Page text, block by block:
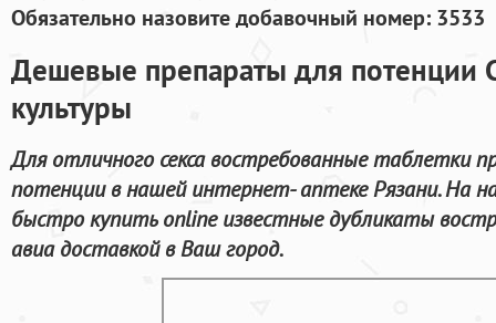
Обязательно назовите добавочный номер: 3533
Дешевые препараты для потенции
культуры
Для отличного секса востребованные таблетки
потенции в нашей интернет- аптеке Рязани. На
быстро купить online известные дубликаты
авиа доставкой в Ваш город.